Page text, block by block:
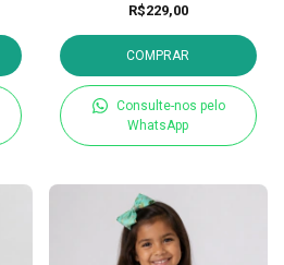
R$229,00
COMPRAR
Consulte-nos pelo
WhatsApp